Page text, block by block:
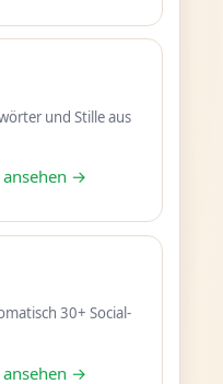
und Stille aus
ansehen →
30+ Social-
ansehen →